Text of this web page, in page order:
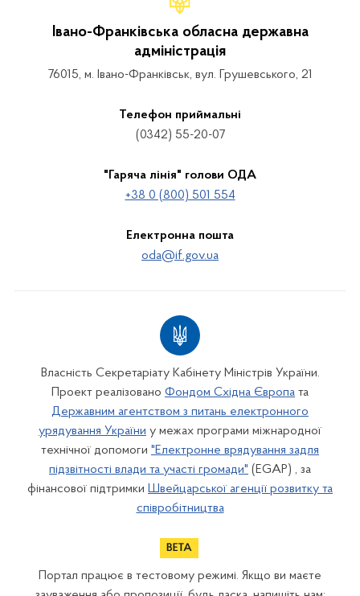
Івано-Франківська обласна державна
адміністрація
76015, м. Івано-Франківськ, вул. Грушевського, 21
Телефон приймальні
(0342) 55-20-07
"Гаряча лінія" голови ОДА
+38 0 (800) 501 554
Електронна пошта
oda@if.gov.ua
Власність Секретаріату Кабінету Міністрів України.
Проект реалізовано Фондом Східна Європа та
Державним агентством з питань електронного
урядування України у межах програми міжнародної
технічної допомоги "Електронне врядування задля
підзвітності влади та участі громади" (EGAP) , за
фінансової підтримки Швейцарської агенції розвитку та
співробітництва
Портал працює в тестовому режимі. Якщо ви маєте